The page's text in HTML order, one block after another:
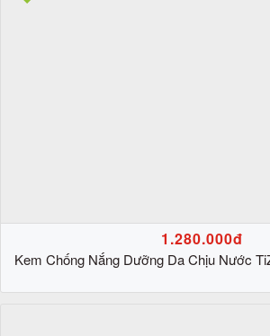
1.280.000đ
Kem Chống Nắng Dưỡng Da Chịu Nước